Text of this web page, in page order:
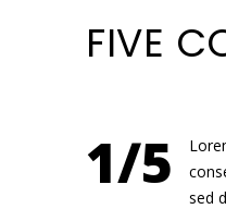
FIVE
1/5
sed